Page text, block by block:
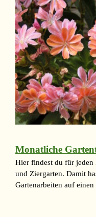
Monatliche
Hier findest du für jeden
und Ziergarten. Damit
Gartenarbeiten auf